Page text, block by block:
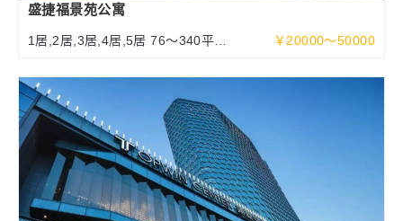
盛捷福景苑公寓
1居,2居,3居,4居,5居 76～340平方
￥20000～50000